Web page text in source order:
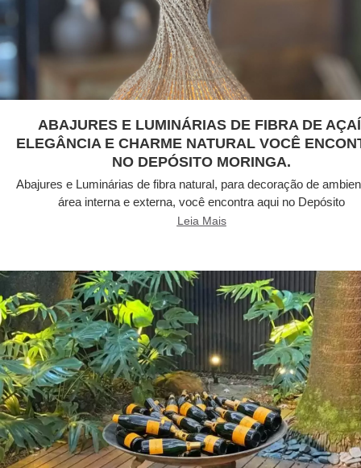
ABAJURES E LUMINÁRIAS DE FIBRA DE
ELEGÂNCIA E CHARME NATURAL VOCÊ
NO DEPÓSITO MORINGA.
Abajures e Luminárias de fibra natural, para decoração de
área interna e externa, você encontra aqui no Depósito
Leia Mais